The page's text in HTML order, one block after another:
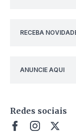
RECEBA
ANUNCIE AQUI
Redes sociais